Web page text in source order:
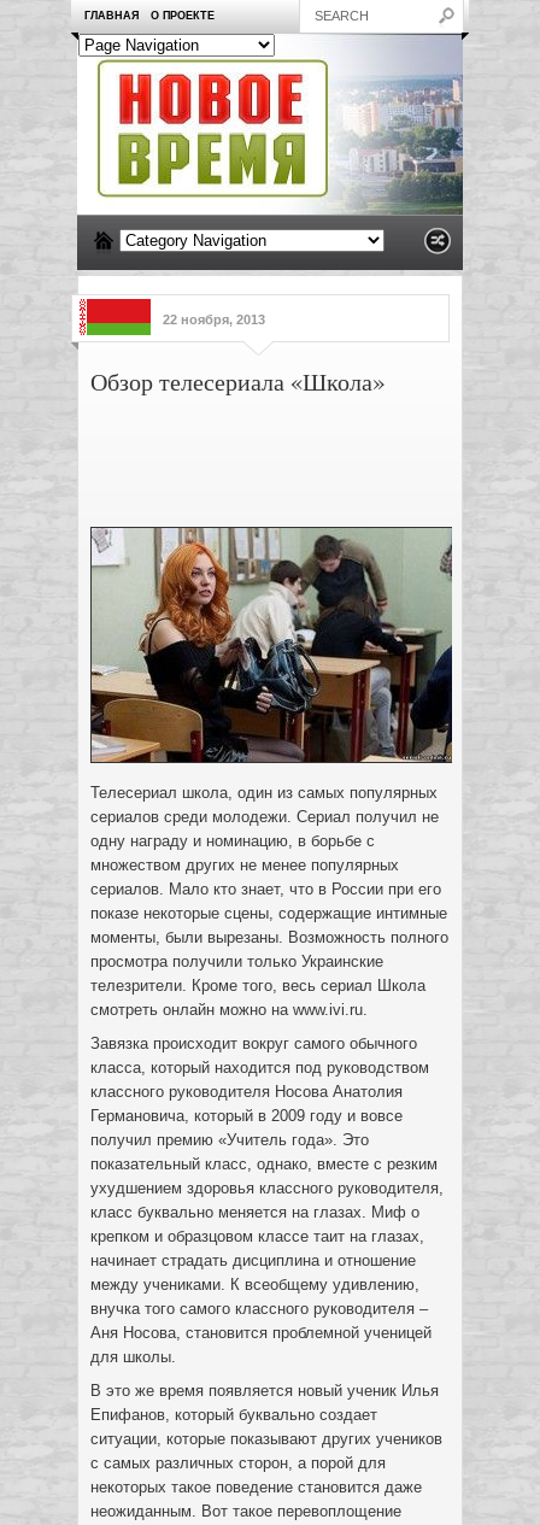
ГЛАВНАЯ О ПРОЕКТЕ
22 ноября, 2013
Обзор телесериала «Школа»
Телесериал школа, один из самых популярных
сериалов среди молодежи. Сериал получил не
одну награду и номинацию, в борьбе с
множеством других не менее популярных
сериалов. Мало кто знает, что в России при его
показе некоторые сцены, содержащие интимные
моменты, были вырезаны. Возможность полного
просмотра получили только Украинские
телезрители. Кроме того, весь сериал Школа
смотреть онлайн можно на www.ivi.ru.
Завязка происходит вокруг самого обычного
класса, который находится под руководством
классного руководителя Носова Анатолия
Германовича, который в 2009 году и вовсе
получил премию «Учитель года». Это
показательный класс, однако, вместе с резким
ухудшением здоровья классного руководителя,
класс буквально меняется на глазах. Миф о
крепком и образцовом классе таит на глазах,
начинает страдать дисциплина и отношение
между учениками. К всеобщему удивлению,
внучка того самого классного руководителя –
Аня Носова, становится проблемной ученицей
для школы.
В это же время появляется новый ученик Илья
Епифанов, который буквально создает
ситуации, которые показывают других учеников
с самых различных сторон, а порой для
некоторых такое поведение становится даже
неожиданным. Вот такое перевоплощение